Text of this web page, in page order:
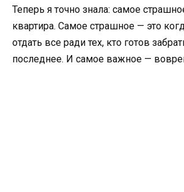
Теперь я точно знала: самое
квартира. Самое страшное — это
отдать все ради тех, кто готов
последнее. И самое важное —